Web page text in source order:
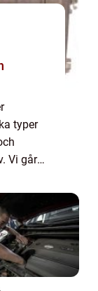
typer
Vi går
för bi...